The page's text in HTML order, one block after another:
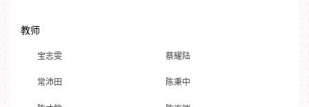
教师
宝志雯 蔡耀陆
常沛田 陈秉中